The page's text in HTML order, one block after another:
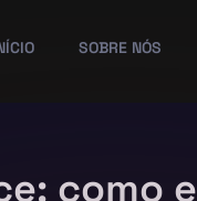
SOBRE NÓS
como